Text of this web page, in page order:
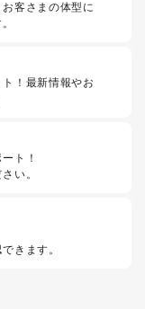
客さまの体型に
！最新情報やお
ト！
い。
きます。